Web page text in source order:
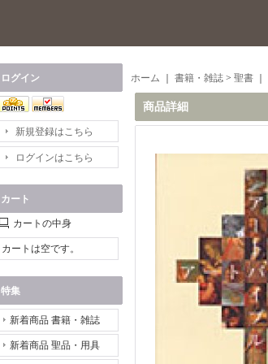
ログイン
新規登録はこちら
ログインはこちら
カート
カートの中身
カートは空です。
特集
新着商品 書籍・雑誌
新着商品 聖品・用具
ホーム 書籍・雑誌 > 聖書
商品詳細